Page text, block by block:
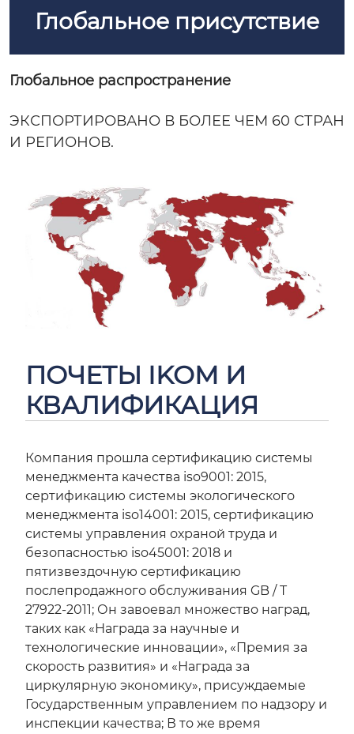
Глобальное присутствие
Глобальное распространение
ЭКСПОРТИРОВАНО В БОЛЕЕ ЧЕМ 60 СТРАН
И РЕГИОНОВ.
ПОЧЕТЫ IKOM И
КВАЛИФИКАЦИЯ
Компания прошла сертификацию системы
менеджмента качества iso9001: 2015,
сертификацию системы экологического
менеджмента iso14001: 2015, сертификацию
системы управления охраной труда и
безопасностью iso45001: 2018 и
пятизвездочную сертификацию
послепродажного обслуживания GB / T
27922-2011; Он завоевал множество наград,
таких как «Награда за научные и
технологические инновации», «Премия за
скорость развития» и «Награда за
циркулярную экономику», присуждаемые
Государственным управлением по надзору и
инспекции качества; В то же время